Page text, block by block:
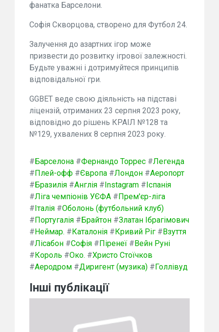
фанатка Барселони.
Софія Скворцова, створено для Футбол 24.
Залучення до азартних ігор може
призвести до розвитку ігрової залежності.
Будьте уважні і дотримуйтеся принципів
відповідальної гри.
GGBET веде свою діяльність на підставі
ліцензій, отриманих 23 серпня 2023 року,
відповідно до рішень КРАІЛ №128 та
№129, ухвалених 8 серпня 2023 року.
# Барселона #Фернандо Торрес #Легенда
# Плей-офф #Європа #Лондон #Аеропорт
# Бразилія #Англія # Instagram # Іспанія
#Ліга чемпіонів УЄФА # Прем'єр-ліга
# Італія #Оболонь (футбольний клуб)
# Португалія # Брайтон #Златан Ібрагімович
# Неймар. # Каталонія # Кривий Ріг # Взуття
#Лісабон #Софія # Піренеї # Вейн Руні
# Король #Око. #Христо Стоїчков
#Аеродром #Диригент (музика) # Голлівуд
Інші публікації